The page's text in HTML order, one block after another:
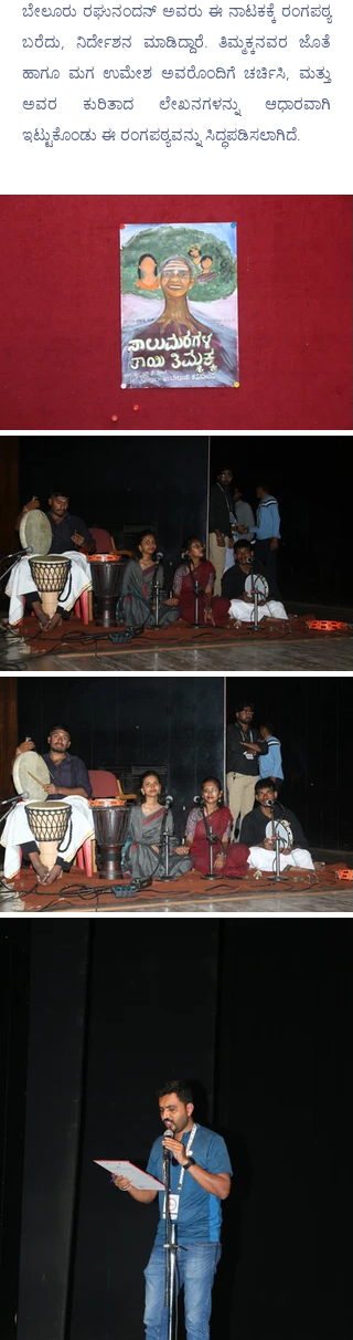
ಬೇಲೂರು ರಘುನಂದನ್ ಅವರು ಈ ನಾಟಕಕ್ಕೆ ರಂಗಪಠ್ಯ
ಬರೆದು, ನಿರ್ದೇಶನ ಮಾಡಿದ್ದಾರೆ. ತಿಮ್ಮಕ್ಕನವರ ಜೊತೆ
ಹಾಗೂ ಮಗ ಉಮೇಶ ಅವರೊಂದಿಗೆ ಚರ್ಚಿಸಿ, ಮತ್ತು
ಅವರ ಕುರಿತಾದ ಲೇಖನಗಳನ್ನು ಆಧಾರವಾಗಿ
ಇಟ್ಟುಕೊಂಡು ಈ ರಂಗಪಠ್ಯವನ್ನು ಸಿದ್ಧಪಡಿಸಲಾಗಿದೆ.